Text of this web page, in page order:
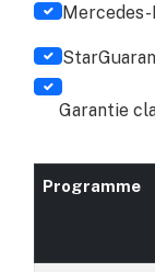
Mercedes-
Garantie
Programme